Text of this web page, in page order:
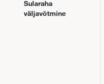
Sularaha
väljavõtmine